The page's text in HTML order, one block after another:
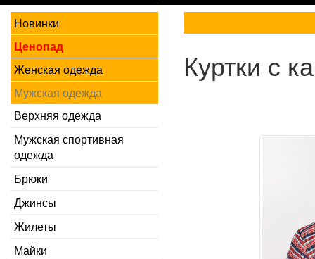
Новинки
Ценопад
Женская одежда
Мужская одежда
Верхняя одежда
Мужская спортивная
одежда
Брюки
Джинсы
Жилеты
Майки
Куртки с